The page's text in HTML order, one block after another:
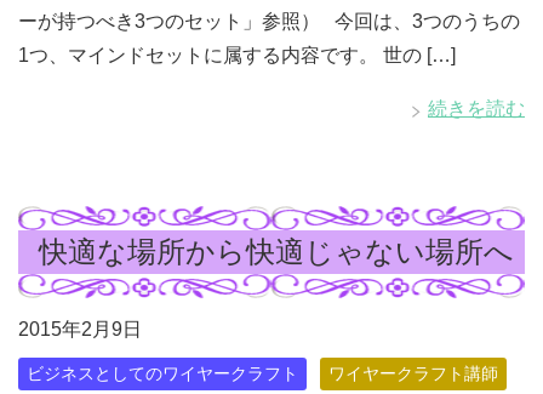
ーが持つべき3つのセット」参照） 今回は、3つのうちの
1つ、マインドセットに属する内容です。 世の […]
続きを読む
快適な場所から快適じゃない場所へ
2015年2月9日
ビジネスとしてのワイヤークラフト ワイヤークラフト講師